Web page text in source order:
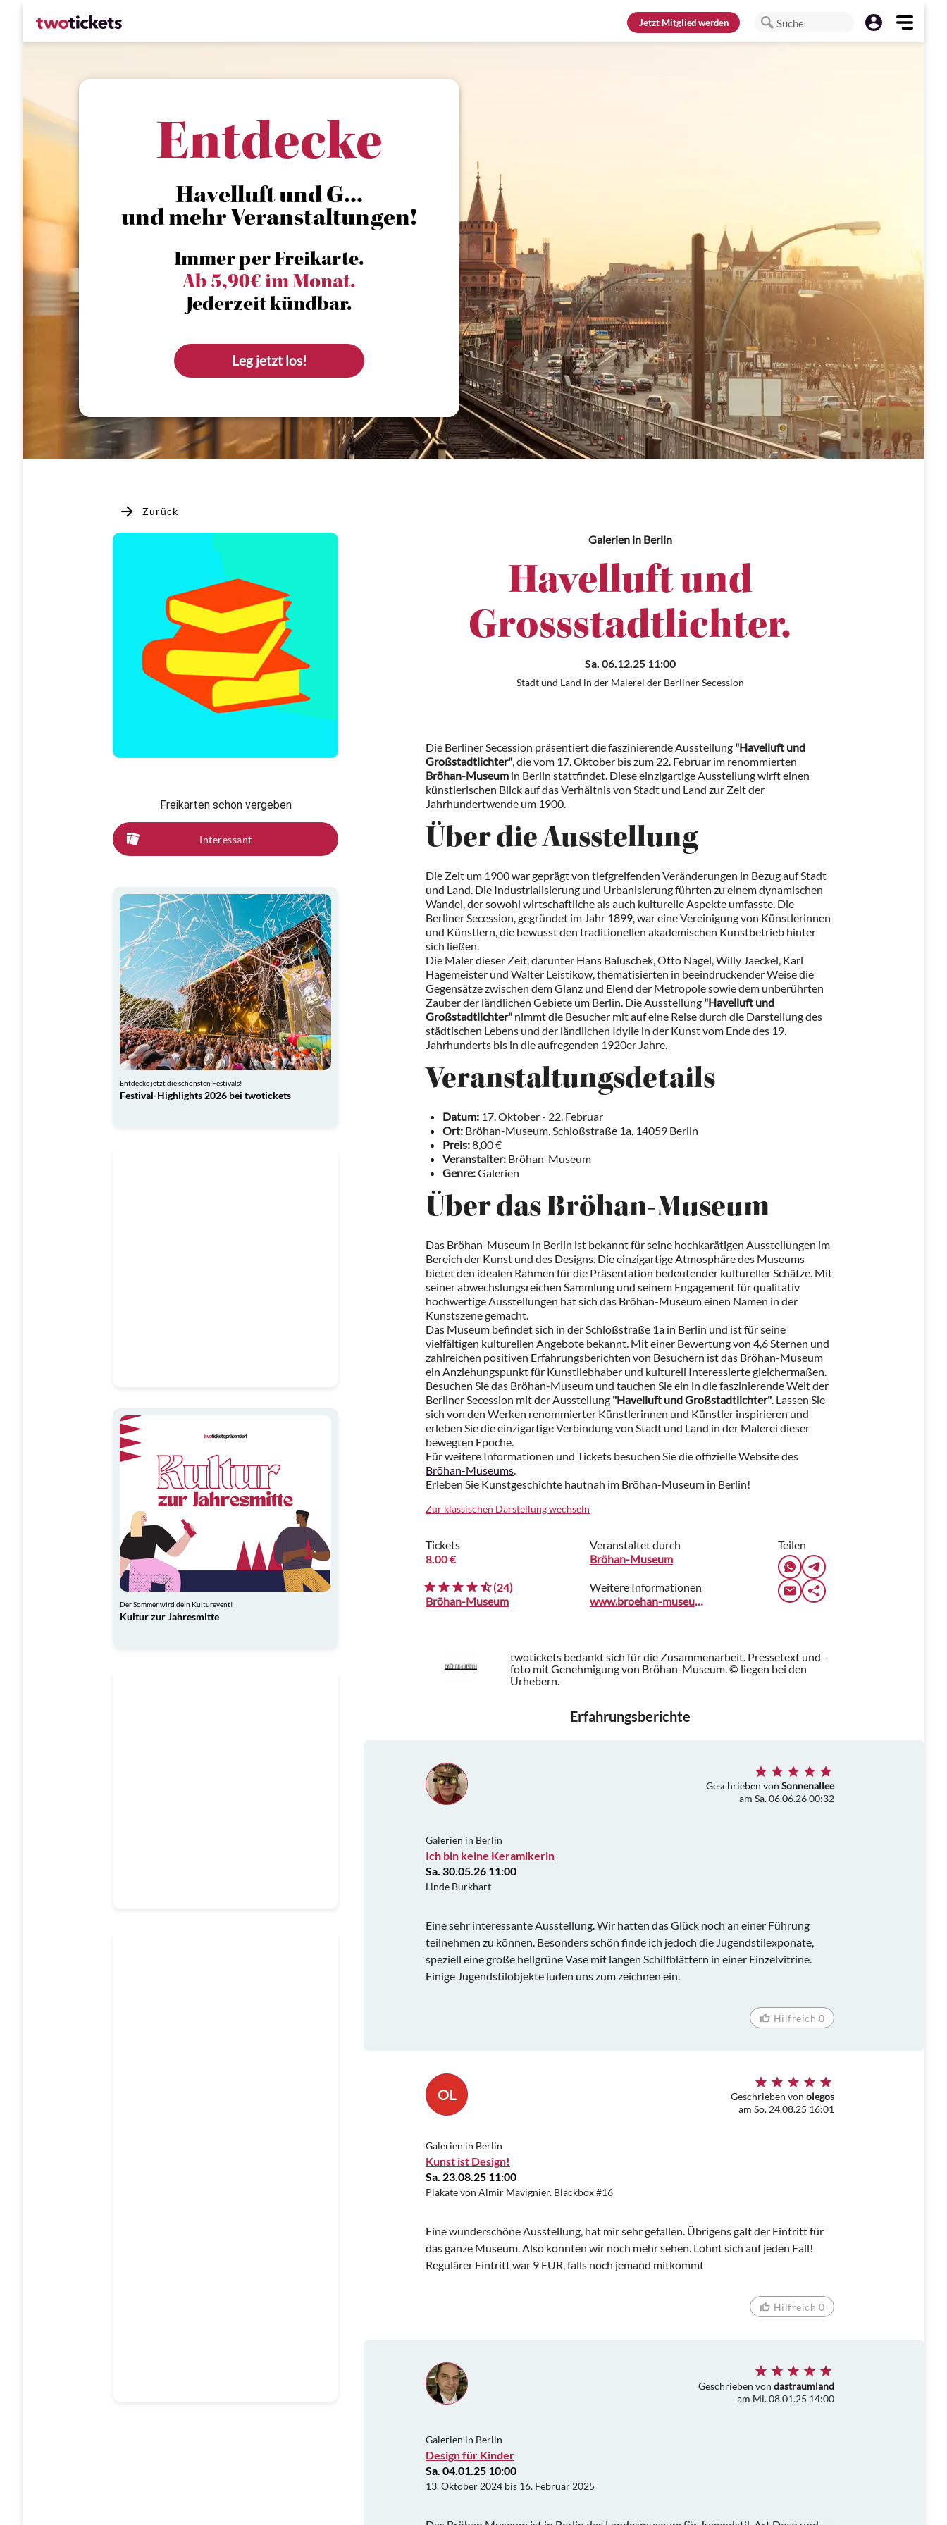
JetztMitglied werden Suche
Entdecke
Havelluft und G...
und mehr Veranstaltungen!
Immer per Freikarte.
Ab 5,90€ im Monat.
Jederzeit kündbar.
Leg jetzt los!
Zurück
Freikarten schon vergeben
Interessant
Entdecke jetzt die schönsten Festivals!
Festival-Highlights 2026 bei twotickets
Der Sommer wird dein Kulturevent!
Kultur zur Jahresmitte
Galerienin Berlin
Havelluft und
Grossstadtlichter.
Sa. 06.12.25 11:00
Stadt und Land in der Malerei der Berliner Secession
Die Berliner Secession präsentiert die faszinierende Ausstellung "Havelluft und
Großstadtlichter", die vom 17. Oktober bis zum 22. Februar im renommierten
Bröhan-Museum in Berlin stattfindet. Diese einzigartige Ausstellung wirft einen
künstlerischen Blick auf das Verhältnis von Stadt und Land zur Zeit der
Jahrhundertwende um 1900.
Über die Ausstellung
Die Zeit um 1900 war geprägt von tiefgreifenden Veränderungen in Bezug auf Stadt
und Land. Die Industrialisierung und Urbanisierung führten zu einem dynamischen
Wandel, der sowohl wirtschaftliche als auch kulturelle Aspekte umfasste. Die
Berliner Secession, gegründet im Jahr 1899, war eine Vereinigung von Künstlerinnen
und Künstlern, die bewusst den traditionellen akademischen Kunstbetrieb hinter
sich ließen.
Die Maler dieser Zeit, darunter Hans Baluschek, Otto Nagel, Willy Jaeckel, Karl
Hagemeister und Walter Leistikow, thematisierten in beeindruckender Weise die
Gegensätze zwischen dem Glanz und Elend der Metropole sowie dem unberührten
Zauber der ländlichen Gebiete um Berlin. Die Ausstellung "Havelluft und
Großstadtlichter" nimmt die Besucher mit auf eine Reise durch die Darstellung des
städtischen Lebens und der ländlichen Idylle in der Kunst vom Ende des 19.
Jahrhunderts bis in die aufregenden 1920er Jahre.
Veranstaltungsdetails
Datum: 17. Oktober - 22. Februar
Ort: Bröhan-Museum, Schloßstraße 1a, 14059 Berlin
Preis:8,00 €
Veranstalter: Bröhan-Museum
Genre:Galerien
Über das Bröhan-Museum
Das Bröhan-Museum in Berlin ist bekannt für seine hochkarätigen Ausstellungen im
Bereich der Kunst und des Designs. Die einzigartige Atmosphäre des Museums
bietet den idealen Rahmen für die Präsentation bedeutender kultureller Schätze. Mit
seiner abwechslungsreichen Sammlung und seinem Engagement für qualitativ
hochwertige Ausstellungen hat sich das Bröhan-Museum einen Namen in der
Kunstszene gemacht.
Das Museum befindet sich in der Schloßstraße 1a in Berlin und ist für seine
vielfältigen kulturellen Angebote bekannt. Mit einer Bewertung von 4,6 Sternen und
zahlreichen positiven Erfahrungsberichten von Besuchern ist das Bröhan-Museum
ein Anziehungspunkt für Kunstliebhaber und kulturell Interessierte gleichermaßen.
Besuchen Sie das Bröhan-Museum und tauchen Sie ein in die faszinierende Welt der
Berliner Secession mit der Ausstellung "Havelluft und Großstadtlichter". Lassen Sie
sich von den Werken renommierter Künstlerinnen und Künstler inspirieren und
erleben Sie die einzigartige Verbindung von Stadt und Land in der Malerei dieser
bewegten Epoche.
Für weitere Informationen und Tickets besuchen Sie die offizielle Website des
Bröhan-Museums.
Erleben Sie Kunstgeschichte hautnah im Bröhan-Museum in Berlin!
Zur klassischen Darstellung wechseln
Tickets
8.00 €
(24)
Bröhan-Museum
Veranstaltet durch
Bröhan-Museum
Weitere Informationen
www.broehan-museum.de
Teilen
twotickets bedankt sich für die Zusammenarbeit. Pressetext und -
foto mit Genehmigung von Bröhan-Museum. © liegen bei den
Urhebern.
Erfahrungsberichte
Geschrieben von Sonnenallee
am Sa. 06.06.26 00:32
Galerien in Berlin
Ich bin keine Keramikerin
Sa. 30.05.26 11:00
Linde Burkhart
Eine sehr interessante Ausstellung. Wir hatten das Glück noch an einer Führung
teilnehmen zu können. Besonders schön finde ich jedoch die Jugendstilexponate,
speziell eine große hellgrüne Vase mit langen Schilfblättern in einer Einzelvitrine.
Einige Jugendstilobjekte luden uns zum zeichnen ein.
Hilfreich 0
OL Geschrieben von olegos
am So. 24.08.25 16:01
Galerien in Berlin
Kunst ist Design!
Sa. 23.08.25 11:00
Plakate von Almir Mavignier. Blackbox #16
Eine wunderschöne Ausstellung, hat mir sehr gefallen. Übrigens galt der Eintritt für
das ganze Museum. Also konnten wir noch mehr sehen. Lohnt sich auf jeden Fall!
Regulärer Eintritt war 9 EUR, falls noch jemand mitkommt
Hilfreich 0
Geschrieben von dastraumland
am Mi. 08.01.25 14:00
Galerien in Berlin
Design für Kinder
Sa. 04.01.25 10:00
13. Oktober 2024 bis 16. Februar 2025